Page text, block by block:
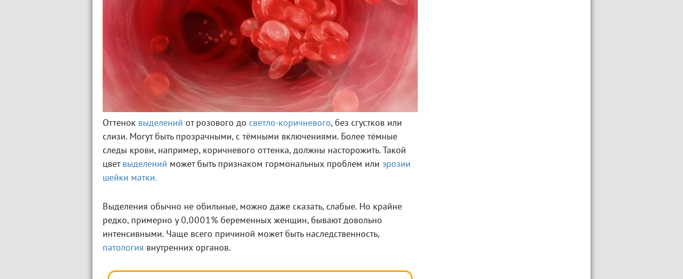
Оттенок выделений от розового до светло-коричневого, без сгустков или
слизи. Могут быть прозрачными, с тёмными включениями. Более тёмные
следы крови, например, коричневого оттенка, должны насторожить. Такой
цвет выделений может быть признаком гормональных проблем или эрозии
шейки матки.
Выделения обычно не обильные, можно даже сказать, слабые. Но крайне
редко, примерно у 0,0001% беременных женщин, бывают довольно
интенсивными. Чаще всего причиной может быть наследственность,
патология внутренних органов.